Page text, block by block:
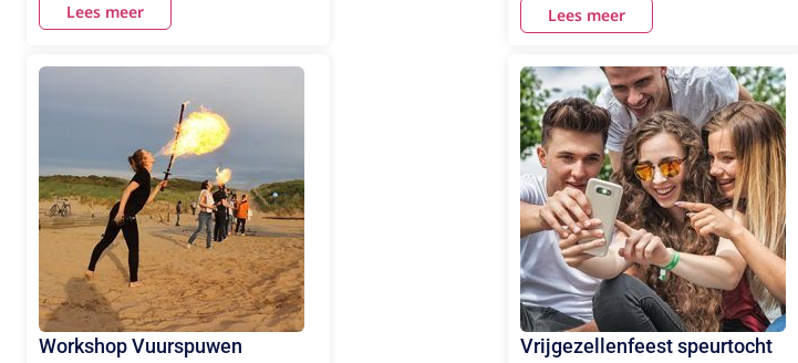
Lees meer
Lees meer
Workshop Vuurspuwen
Vrijgezellenfeest speurtocht